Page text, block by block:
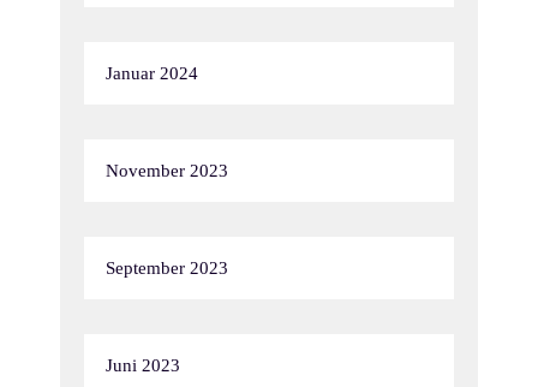
Januar 2024
November 2023
September 2023
Juni 2023